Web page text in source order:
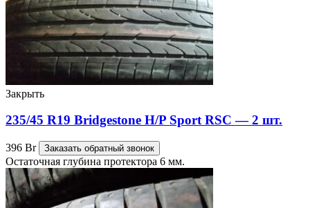
Закрыть
235/45 R19 Bridgestone H/P Sport RSC — 2 шт.
396 Br Заказать обратный звонок
Остаточная глубина протектора 6 мм.